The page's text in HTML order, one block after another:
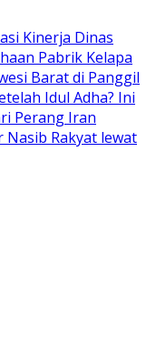
Kinerja Dinas
Pabrik Kelapa
Barat di Panggil
Idul Adha? Ini
Perang Iran
Nasib Rakyat lewat